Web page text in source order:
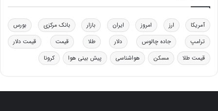
د
خ
و
د
ر
و
ی
آمریکا ارز امروز ایران بازار بانک مرکزی
بورس
ترامپ
جاده چالوس دلار طلا قیمت
قیمت دلار
قیمت طلا
مسکن هواشناسی پیش بینی هوا کرونا